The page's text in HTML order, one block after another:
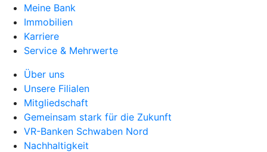
Meine Bank
Immobilien
Karriere
Service & Mehrwerte
Über uns
Unsere Filialen
Mitgliedschaft
Gemeinsam stark für die Zukunft
VR-Banken Schwaben Nord
Nachhaltigkeit